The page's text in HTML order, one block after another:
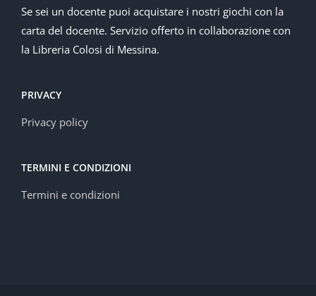
Se sei un docente puoi acquistare i nostri giochi con la
carta del docente. Servizio offerto in collaborazione con
la Libreria Colosi di Messina.
PRIVACY
Privacy policy
TERMINI E CONDIZIONI
Termini e condizioni